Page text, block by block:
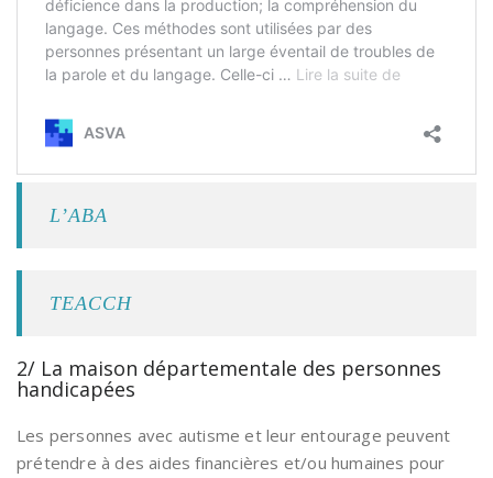
L’ABA
TEACCH
2/ La maison départementale des personnes
handicapées
Les personnes avec autisme et leur entourage peuvent
prétendre à des aides financières et/ou humaines pour